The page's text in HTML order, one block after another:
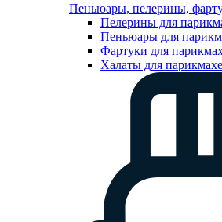
Пеньюары, пелерины,
Пелерины для
Пеньюары для
Фартуки для
Халаты для